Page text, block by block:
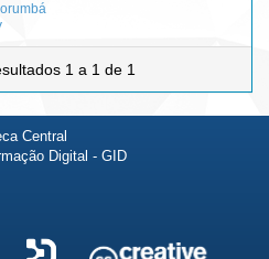
1 a 1 de 1
Central
Digital - GID